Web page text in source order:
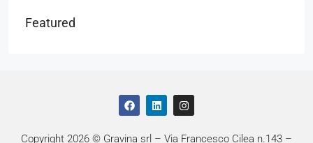
Featured
Copyright 2026 © Gravina srl – Via Francesco Cilea n.143 –